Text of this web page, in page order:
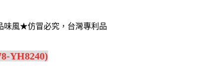
風★仿冒必究，台灣專利品
YH8240)